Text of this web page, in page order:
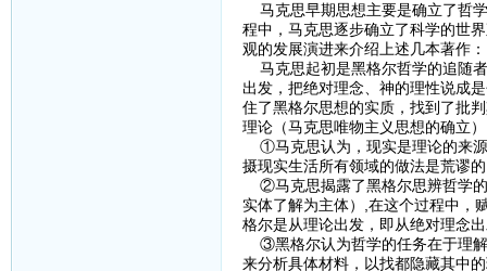
马克思早期思想主要是确立了哲
程中，马克思逐步确立了科学的世
观的发展演进来介绍上述几本著作：
马克思起初是黑格尔哲学的追随
出发，把绝对理念、神的理性说成
住了黑格尔思想的实质，找到了批
理论（马克思唯物主义思想的确立
①马克思认为，现实是理论的来源
摄现实生活所有领域的做法是荒谬
②马克思揭露了黑格尔思辨哲学的
实体了解为主体）,在这个过程中，
格尔是从理论出发，即从绝对理念
③黑格尔认为哲学的任务在于理解
来分析具体材料，以找都隐藏其中